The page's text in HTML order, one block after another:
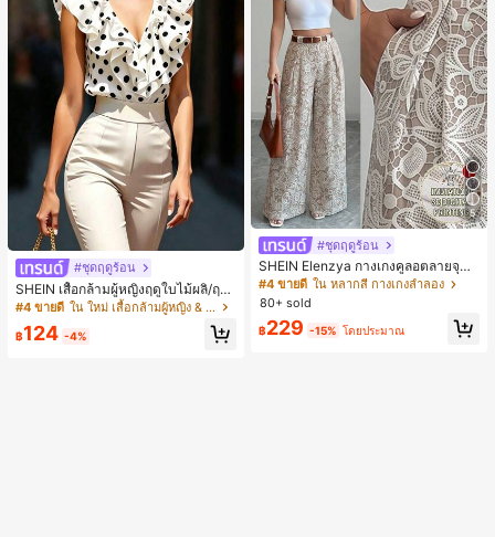
#ชุดฤดูร้อน
SHEIN เสื้อกล้ามผู้หญิงฤดูใบไม้ผลิ/ฤดูร้
อน ใหม่ สไตล์มินิมอลลำลองหรูหรา สีบ
ล็อก ลายจุด คอวี แพตช์เวิร์ก ชายระบา
ย แขนกุด ทรงเข้ารูป อเนกประสงค์, เสื้อ
#4 ขายดี ใน ใหม่ เสื้อกล้ามผู้หญิง & Camis
฿124 -4%
5
#ชุดฤดูร้อน
SHEIN Elenzya กางเกงคูลอตลายจุดเ
อวสูงแบบใหม่สำหรับฤดูใบไม้ผลิ/ฤดูร้อ
น, สไตล์หรูหราเหมาะสำหรับใส่ในชีวิต
ประจำวันและทำงาน, ให้ความรู้สึกวินเ
ทจสำหรับฤดูรับปริญญา, เทศกาลดนตร
ี, การแข่งม้าดาร์บี้, วันประกาศอิสรภาพ
#4 ขายดี ใน หลากสี กางเกงลำลอง
80+ sold
฿229 -15% โดยประมาณ